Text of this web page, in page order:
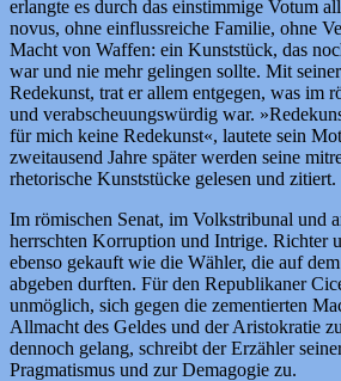
erlangte es durch das einstimmige Votum
novus, ohne einflussreiche Familie, ohne
Macht von Waffen: ein Kunststück, das
war und nie mehr gelingen sollte. Mit
Redekunst, trat er allem entgegen, was im
und verabscheuungswürdig war.
für mich keine Redekunst«, lautete sein
zweitausend Jahre später werden seine
rhetorische Kunststücke gelesen und zitiert.
Im römischen Senat, im Volkstribunal und
herrschten Korruption und Intrige. Richter
ebenso gekauft wie die Wähler, die auf
abgeben durften. Für den Republikaner
unmöglich, sich gegen die zementierten
Allmacht des Geldes und der Aristokratie
dennoch gelang, schreibt der Erzähler
Pragmatismus und zur Demagogie zu.